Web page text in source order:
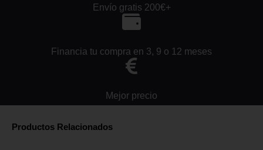
Envío gratis 200€+
Financia tu compra en 3, 9 o 12 meses
Mejor precio
Productos Relacionados